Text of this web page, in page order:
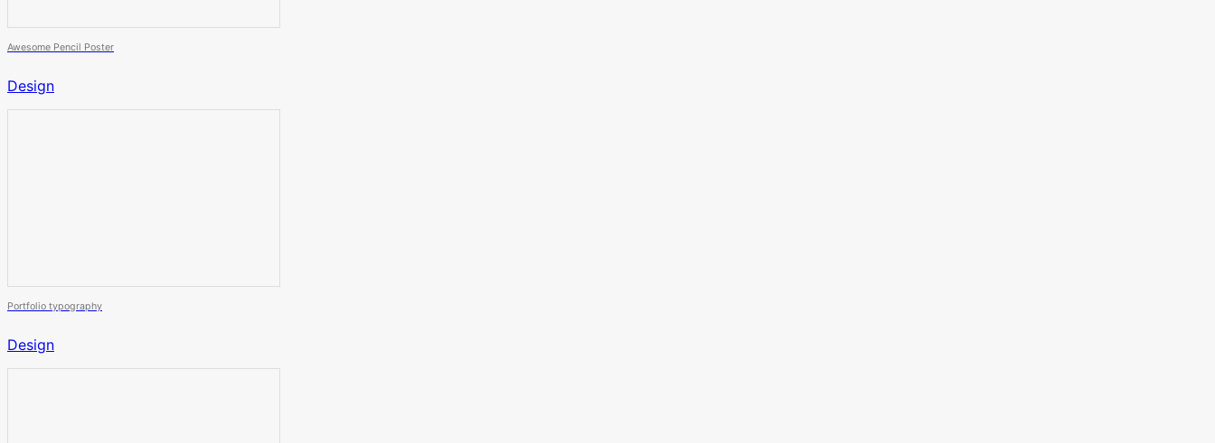
Awesome Pencil Poster
Design
Portfolio typography
Design